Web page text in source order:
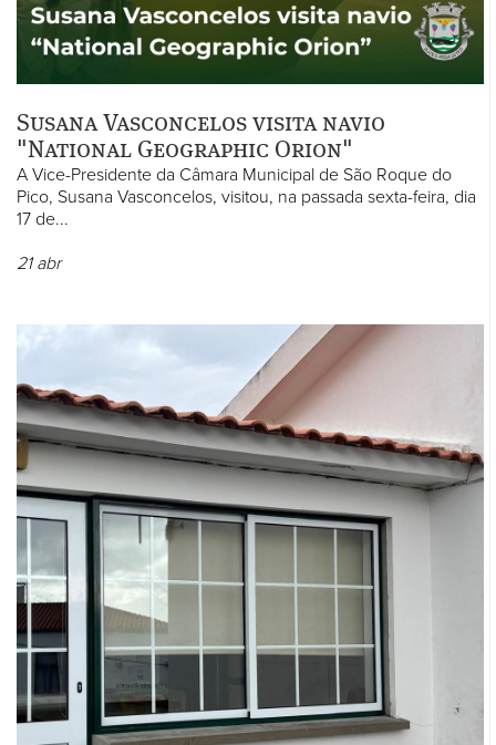
Susana Vasconcelos visita navio
"National Geographic Orion"
A Vice-Presidente da Câmara Municipal de São Roque do
Pico, Susana Vasconcelos, visitou, na passada sexta-feira, dia
17 de...
21 abr